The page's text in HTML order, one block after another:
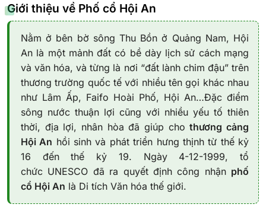
Giới thiệu về Phố cổ Hội An
Nằm ở bên bờ sông Thu Bồn ở Quảng Nam, Hội
An là một mảnh đất có bề dày lịch sử cách mạng
và văn hóa, và từng là nơi “đất lành chim đậu” trên
thương trường quốc tế với nhiều tên gọi khác nhau
như Lâm Ấp, Faifo Hoài Phố, Hội An…Đặc điểm
sông nước thuận lợi cũng với nhiều yếu tố thiên
thời, địa lợi, nhân hòa đã giúp chothương cảng
Hội An hồi sinh và phát triển hưng thịnh từ thế kỷ
16 đến thế kỷ 19. Ngày 4-12-1999, tổ
chức UNESCO đã ra quyết định công nhận phố
cổ Hội An là Di tích Văn hóa thế giới.